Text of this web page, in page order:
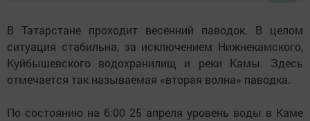
В Татарстане проходит весенний паводок. В целом
ситуация стабильна, за исключением Нижнекамского,
Куйбышевского водохранилищ и реки Камы. Здесь
отмечается так называемая «вторая волна» паводка.
По состоянию на 6:00 25 апреля уровень воды в Каме